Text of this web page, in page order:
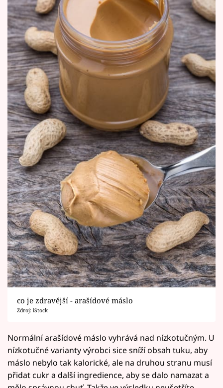
co je zdravější - arašídové máslo
Zdroj: iStock
Normální arašídové máslo vyhrává nad nízkotučným. U
nízkotučné varianty výrobci sice sníží obsah tuku, aby
máslo nebylo tak kalorické, ale na druhou stranu musí
přidat cukr a další ingredience, aby se dalo namazat a